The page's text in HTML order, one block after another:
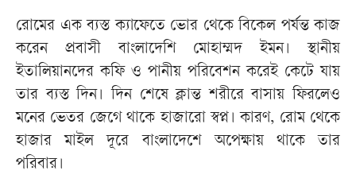
রোমের এক ব্যস্ত ক্যাফেতে ভোর থেকে বিকেল পর্যন্ত কাজ
করেন প্রবাসী বাংলাদেশি মোহাম্মদ ইমন। স্থানীয়
ইতালিয়ানদের কফি ও পানীয় পরিবেশন করেই কেটে যায়
তার ব্যস্ত দিন। দিন শেষে ক্লান্ত শরীরে বাসায় ফিরলেও
মনের ভেতর জেগে থাকে হাজারো স্বপ্ন। কারণ, রোম থেকে
হাজার মাইল দূরে বাংলাদেশে অপেক্ষায় থাকে তার
পরিবার।